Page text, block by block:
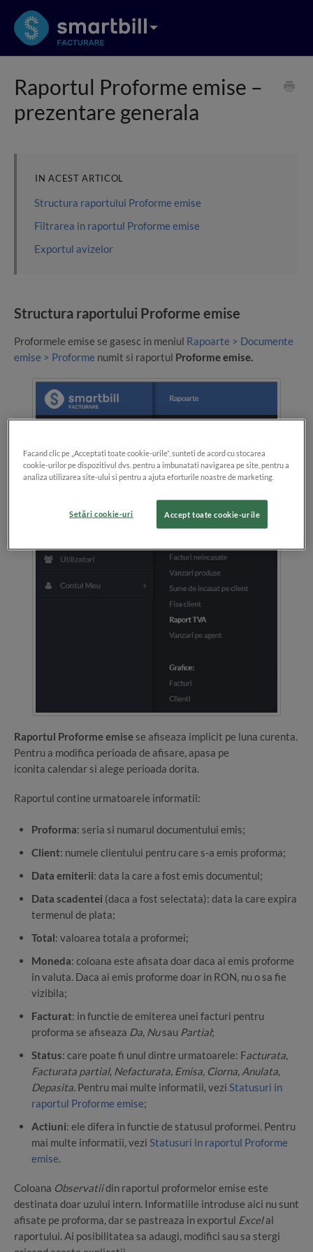
Raportul Proforme emise –
prezentare generala
IN ACEST ARTICOL
Structura raportului Proforme emise
Filtrarea in raportul Proforme emise
Exportul avizelor
Structura raportului Proforme emise
Proformele emise se gasesc in meniul Rapoarte > Documente
emise > Proforme numit si raportul Proforme emise.
Raportul Proforme emise se afiseaza implicit pe luna curenta.
Pentru a modifica perioada de afisare, apasa pe
iconita calendar si alege perioada dorita.
Raportul contine urmatoarele informatii:
Proforma: seria si numarul documentului emis;
Client: numele clientului pentru care s-a emis proforma;
Data emiterii: data la care a fost emis documentul;
Data scadentei (daca a fost selectata): data la care expira
termenul de plata;
Total: valoarea totala a proformei;
Moneda: coloana este afisata doar daca ai emis proforme
in valuta. Daca ai emis proforme doar in RON, nu o sa fie
vizibila;
Facturat: in functie de emiterea unei facturi pentru
proforma se afiseaza Da, Nusau Partial;
Status: care poate fi unul dintre urmatoarele: Facturata,
Facturata partial, Nefacturata, Emisa, Ciorna, Anulata,
Depasita. Pentru mai multe informatii, vezi Statusuri in
raportul Proforme emise;
Actiuni: ele difera in functie de statusul proformei. Pentru
mai multe informatii, vezi Statusuri in raportul Proforme
emise.
Coloana Observatiidin raportul proformelor emise este
destinata doar uzului intern. Informatiile introduse aici nu sunt
afisate pe proforma, dar se pastreaza in exportul Excelal
raportului. Ai posibilitatea sa adaugi, modifici sau sa stergi
Facand clic pe „Acceptati toate cookie-urile”, sunteti de acord cu stocarea
cookie-urilor pe dispozitivul dvs. pentru a imbunatati navigarea pe site, pentru a
analiza utilizarea site-ului si pentru a ajuta eforturile noastre de marketing.
Accept toate cookie-urile
Setări cookie-uri